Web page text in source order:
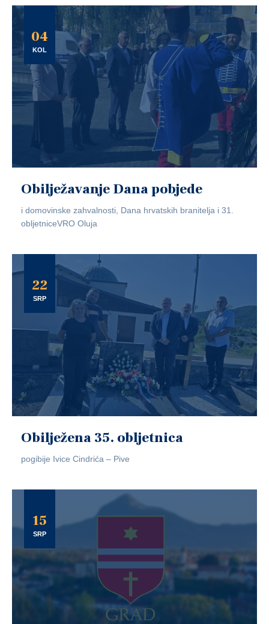
04
KOL
Obilježavanje Dana pobjede
i domovinske zahvalnosti, Dana hrvatskih branitelja i 31.
obljetniceVRO Oluja
22
SRP
Obilježena 35. obljetnica
pogibije Ivice Cindrića – Pive
15
SRP